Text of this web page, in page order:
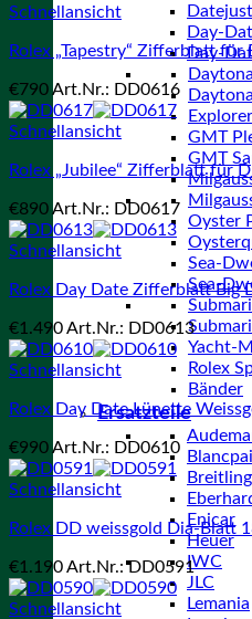
Day-
Day-
Explorer
GMT
GMT
Oyster
Sea-
Sea-
Yacht-
Rolex
Bänder
Ersatzteile
Breitling
Enicar
Heuer
IWC
JLC
Lemania
Schnellansicht
Rolex „Tapestry“ Zifferblatt für
€790 Art.Nr.: DD0616
Schnellansicht
Rolex „Jubilee“ Zifferblatt für
€890 Art.Nr.: DD0617
Schnellansicht
Rolex Day Date Zifferblatt Big
€1.490Art.Nr.: DD0613
Schnellansicht
Rolex Day Date Lünette
€990 Art.Nr.: DD0610
Schnellansicht
Rolex DD weissgold Dia-Blatt
€1.190Art.Nr.: DD0591
Schnellansicht